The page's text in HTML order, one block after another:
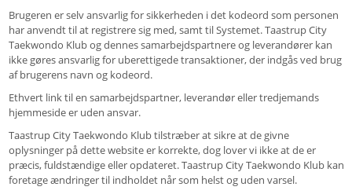
Brugeren er selv ansvarlig for sikkerheden i det kodeord som personen
har anvendt til at registrere sig med, samt til Systemet. Taastrup City
Taekwondo Klub og dennes samarbejdspartnere og leverandører kan
ikke gøres ansvarlig for uberettigede transaktioner, der indgås ved brug
af brugerens navn og kodeord.
Ethvert link til en samarbejdspartner, leverandør eller tredjemands
hjemmeside er uden ansvar.
Taastrup City Taekwondo Klub tilstræber at sikre at de givne
oplysninger på dette website er korrekte, dog lover vi ikke at de er
præcis, fuldstændige eller opdateret. Taastrup City Taekwondo Klub kan
foretage ændringer til indholdet når som helst og uden varsel.